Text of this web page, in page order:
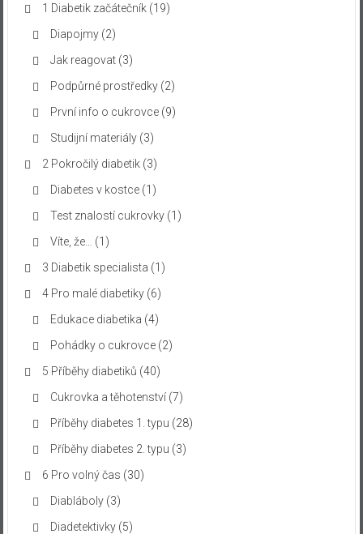
1 Diabetik začátečník(19)
Diapojmy(2)
Jak reagovat(3)
Podpůrné prostředky(2)
První info o cukrovce(9)
Studijní materiály(3)
2 Pokročilý diabetik(3)
Diabetes v kostce(1)
Test znalostí cukrovky(1)
Víte, že…
(1)
3 Diabetik specialista (1)
4 Pro malé diabetiky(6)
Edukace diabetika (4)
Pohádky o cukrovce(2)
5 Příběhy diabetiků (40)
Cukrovka a těhotenství(7)
Příběhy diabetes 1. typu (28)
Příběhy diabetes 2. typu (3)
6 Pro volný čas (30)
Diabláboly(3)
Diadetektivky(5)